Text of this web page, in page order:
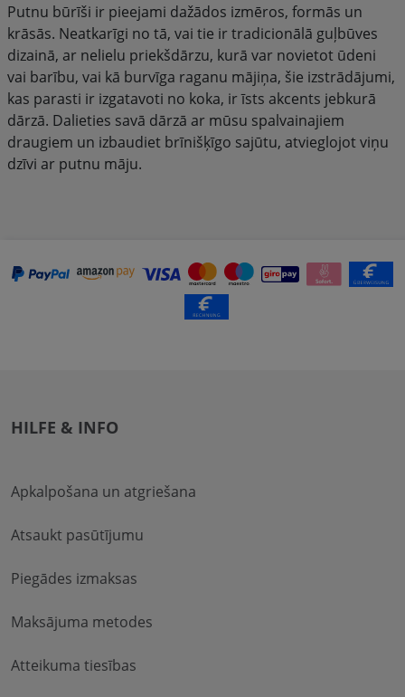
Putnu būrīši ir pieejami dažādos izmēros, formās un
krāsās. Neatkarīgi no tā, vai tie ir tradicionālā guļbūves
dizainā, ar nelielu priekšdārzu, kurā var novietot ūdeni
vai barību, vai kā burvīga raganu mājiņa, šie izstrādājumi,
kas parasti ir izgatavoti no koka, ir īsts akcents jebkurā
dārzā. Dalieties savā dārzā ar mūsu spalvainajiem
draugiem un izbaudiet brīnišķīgo sajūtu, atvieglojot viņu
dzīvi ar putnu māju.
HILFE & INFO
Apkalpošana un atgriešana
Atsaukt pasūtījumu
Piegādes izmaksas
Maksājuma metodes
Atteikuma tiesības